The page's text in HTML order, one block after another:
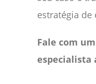
estratégia de
Fale com
especialista